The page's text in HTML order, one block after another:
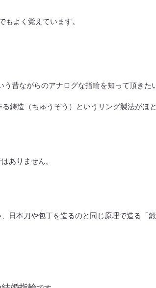
よく覚えています。
う昔ながらのアナログな指輪を知って頂きた
鋳造（ちゅうぞう）というリング製法がほと
ありません。
日本刀や包丁を造るのと同じ原理で造る「